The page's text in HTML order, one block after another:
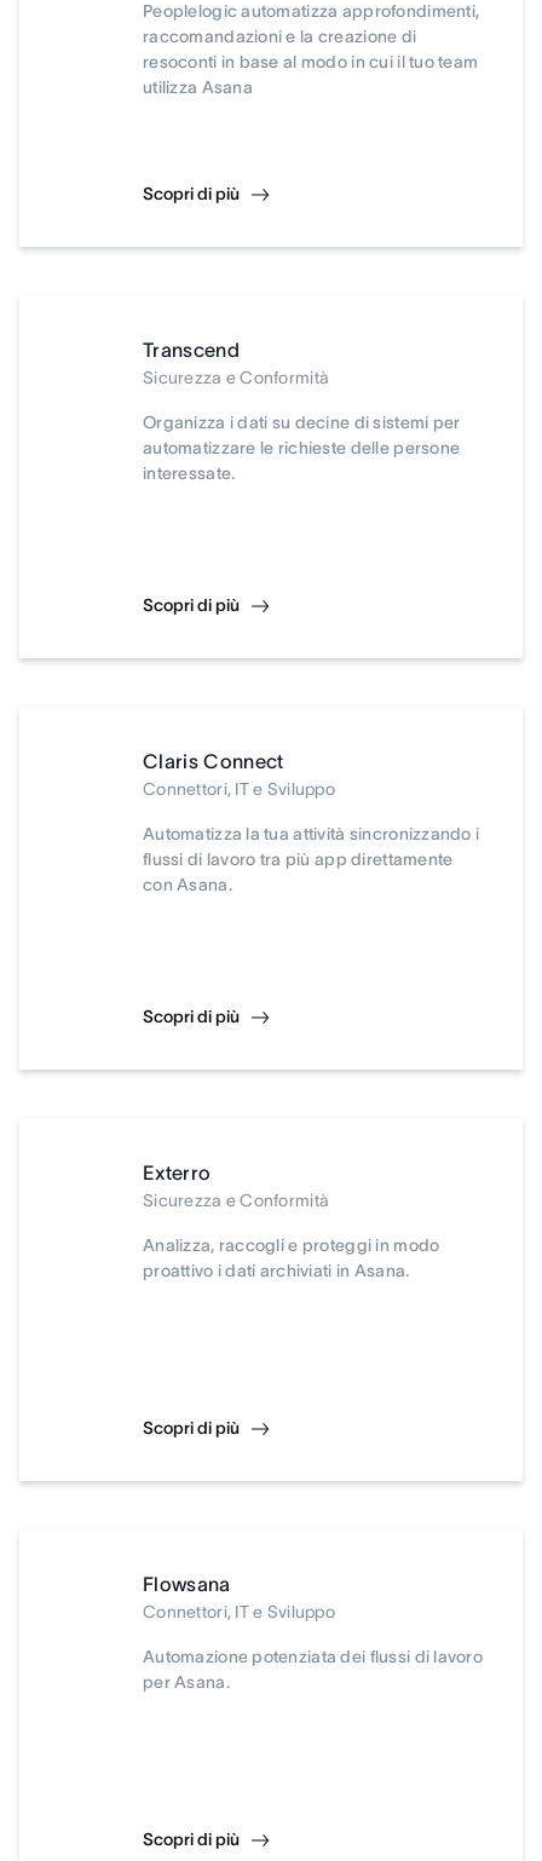
Peoplelogic automatizza approfondimenti,
raccomandazioni e la creazione di
resoconti in base al modo in cui il tuo team
utilizza Asana
Scopri di più
Transcend
Sicurezza e Conformità
Organizza i dati su decine di sistemi per
automatizzare le richieste delle persone
interessate.
Scopri di più
Claris Connect
Connettori, IT e Sviluppo
Automatizza la tua attività sincronizzando i
flussi di lavoro tra più app direttamente
con Asana.
Scopri di più
Exterro
Sicurezza e Conformità
Analizza, raccogli e proteggi in modo
proattivo i dati archiviati in Asana.
Scopri di più
Flowsana
Connettori, IT e Sviluppo
Automazione potenziata dei flussi di lavoro
per Asana.
Scopri di più